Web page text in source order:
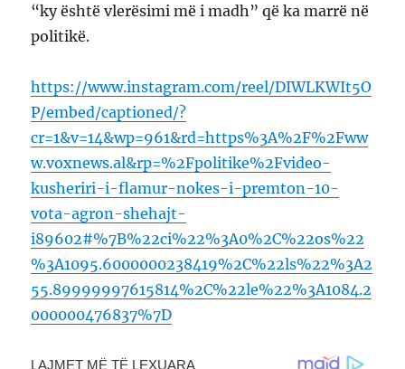
“ky është vlerësimi më i madh” që ka marrë në
politikë.
https://www.instagram.com/reel/DIWLKWIt5O
P/embed/captioned/?
cr=1&v=14&wp=961&rd=https%3A%2F%2Fww
w.voxnews.al&rp=%2Fpolitike%2Fvideo-
kusheriri-i-flamur-nokes-i-premton-10-
vota-agron-shehajt-
i89602#%7B%22ci%22%3A0%2C%22os%22
%3A1095.6000000238419%2C%22ls%22%3A2
55.89999997615814%2C%22le%22%3A1084.2
000000476837%7D